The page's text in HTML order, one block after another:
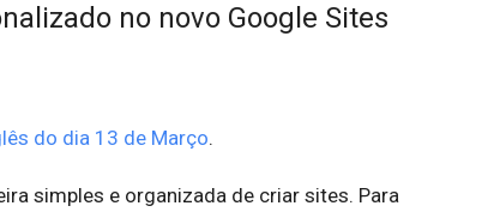
no novo Google Sites
do dia 13 de Março.
simples e organizada de criar sites. Para